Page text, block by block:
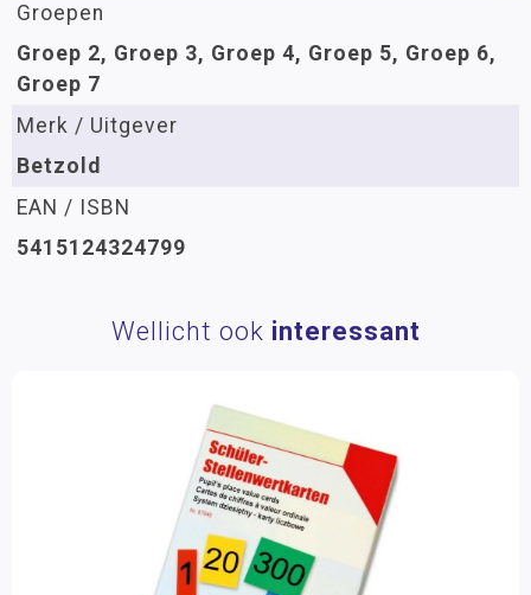
Groepen
Groep 2, Groep 3, Groep 4, Groep 5, Groep 6,
Groep 7
Merk / Uitgever
Betzold
EAN / ISBN
5415124324799
Wellicht ook interessant